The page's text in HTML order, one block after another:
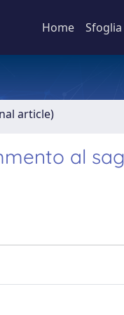
Home Sfoglia
article)
al